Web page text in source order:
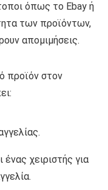
όπως το Ebay ή
των προϊόντων,
απομιμήσεις.
προϊόν στον
χειριστής για